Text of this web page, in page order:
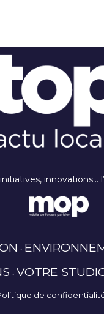
innovations…
VOTRE
de